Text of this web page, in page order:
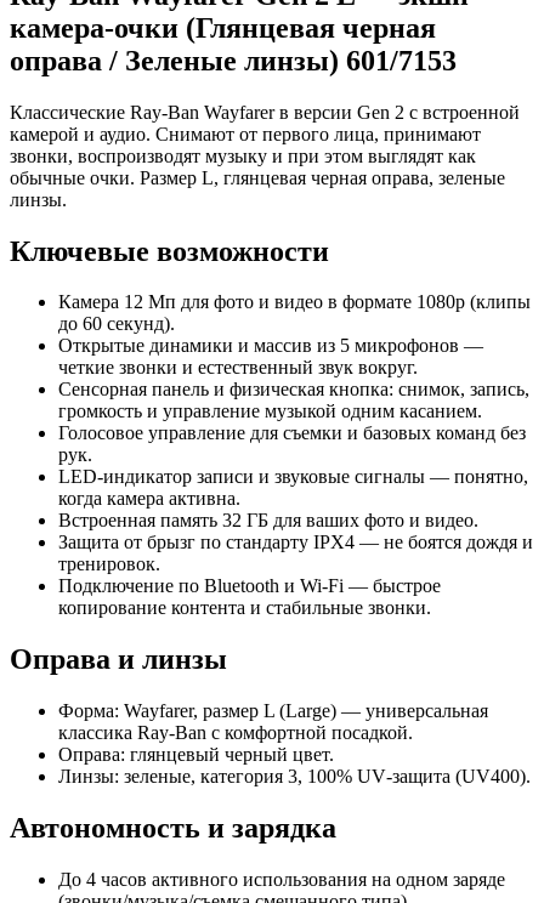
камера‑очки (Глянцевая черная
оправа / Зеленые линзы) 601/7153
Классические Ray‑Ban Wayfarer в версии Gen 2 с встроенной
камерой и аудио. Снимают от первого лица, принимают
звонки, воспроизводят музыку и при этом выглядят как
обычные очки. Размер L, глянцевая черная оправа, зеленые
линзы.
Ключевые возможности
Камера 12 Мп для фото и видео в формате 1080p (клипы
до 60 секунд).
Открытые динамики и массив из 5 микрофонов —
четкие звонки и естественный звук вокруг.
Сенсорная панель и физическая кнопка: снимок, запись,
громкость и управление музыкой одним касанием.
Голосовое управление для съемки и базовых команд без
рук.
LED‑индикатор записи и звуковые сигналы — понятно,
когда камера активна.
Встроенная память 32 ГБ для ваших фото и видео.
Защита от брызг по стандарту IPX4 — не боятся дождя и
тренировок.
Подключение по Bluetooth и Wi‑Fi — быстрое
копирование контента и стабильные звонки.
Оправа и линзы
Форма: Wayfarer, размер L (Large) — универсальная
классика Ray‑Ban с комфортной посадкой.
Оправа: глянцевый черный цвет.
Линзы: зеленые, категория 3, 100% UV‑защита (UV400).
Автономность и зарядка
До 4 часов активного использования на одном заряде